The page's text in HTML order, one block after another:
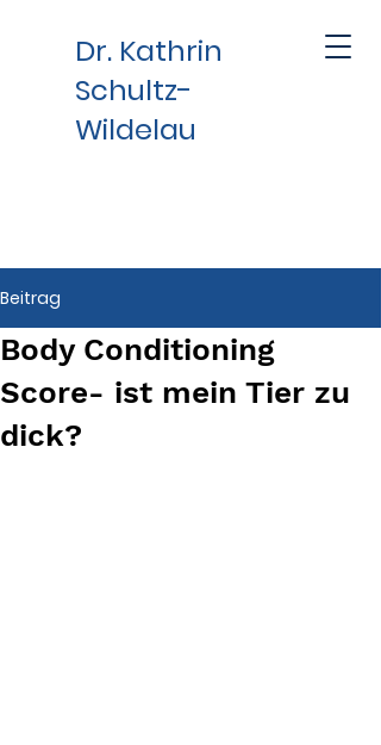
Dr. Kathrin
Schultz-
Wildelau
Beitrag
Body Conditioning
Score- ist mein Tier zu
dick?